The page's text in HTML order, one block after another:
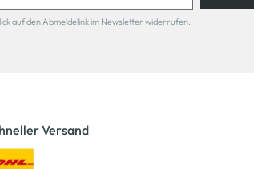
auf den Abmeldelink im Newsletter widerrufen.
Versand